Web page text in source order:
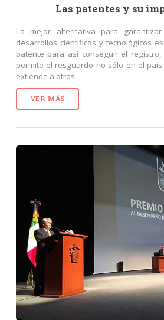
Las patentes y su
La mejor alternativa para
desarrollos científicos y tecnológicos
patente para así conseguir el
permite el resguardo no sólo en el
extiende a otros.
VER MÁS